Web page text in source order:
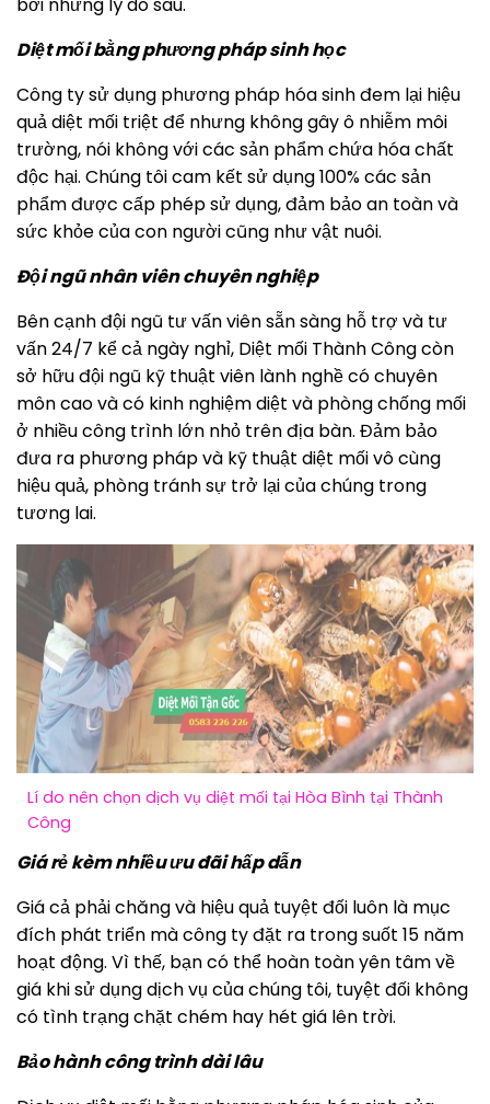
Diệt mối bằng phương pháp sinh học
Công ty sử dụng phương pháp hóa sinh đem lại hiệu
quả diệt mối triệt để nhưng không gây ô nhiễm môi
trường, nói không với các sản phẩm chứa hóa chất
độc hại. Chúng tôi cam kết sử dụng 100% các sản
phẩm được cấp phép sử dụng, đảm bảo an toàn và
sức khỏe của con người cũng như vật nuôi.
Đội ngũ nhân viên chuyên nghiệp
Bên cạnh đội ngũ tư vấn viên sẵn sàng hỗ trợ và tư
vấn 24/7 kể cả ngày nghỉ, Diệt mối Thành Công còn
sở hữu đội ngũ kỹ thuật viên lành nghề có chuyên
môn cao và có kinh nghiệm diệt và phòng chống mối
ở nhiều công trình lớn nhỏ trên địa bàn. Đảm bảo
đưa ra phương pháp và kỹ thuật diệt mối vô cùng
hiệu quả, phòng tránh sự trở lại của chúng trong
tương lai.
Lí do nên chọn dịch vụ diệt mối tại Hòa Bình tại Thành
Công
Giá rẻ kèm nhiều ưu đãi hấp dẫn
Giá cả phải chăng và hiệu quả tuyệt đối luôn là mục
đích phát triển mà công ty đặt ra trong suốt 15 năm
hoạt động. Vì thế, bạn có thể hoàn toàn yên tâm về
giá khi sử dụng dịch vụ của chúng tôi, tuyệt đối không
có tình trạng chặt chém hay hét giá lên trời.
Bảo hành công trình dài lâu